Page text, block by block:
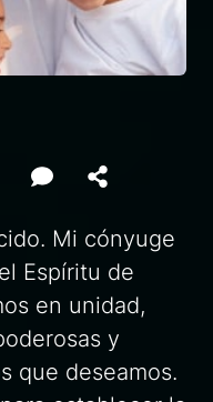
Mi cónyuge
Espíritu de
en unidad,
y
que deseamos.